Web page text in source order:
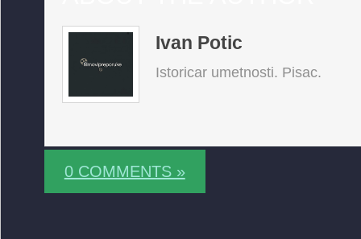
Ivan Potic
Istoricar umetnosti. Pisac.
0 COMMENTS »